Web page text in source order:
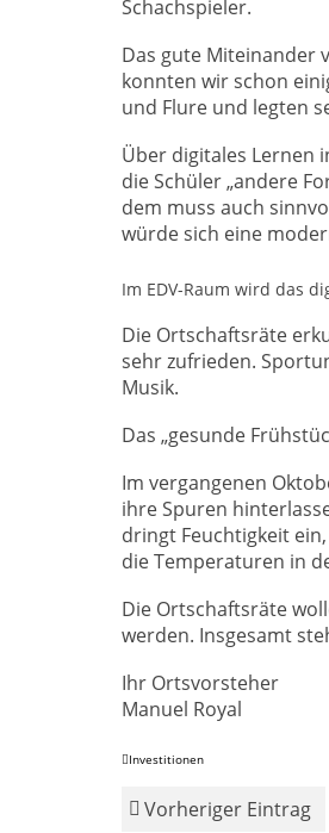
Schachspieler.
Das gute Miteinander
konnten wir schon
und Flure und legten
Über digitales Lernen
die Schüler „andere
dem muss auch
würde sich eine
Im EDV-Raum wird das
Die Ortschaftsräte
sehr zufrieden.
Musik.
Das „gesunde
Im vergangenen
ihre Spuren
dringt Feuchtigkeit
die Temperaturen in
Die Ortschaftsräte
werden. Insgesamt
Ihr Ortsvorsteher
Manuel Royal
Investitionen
Vorheriger Eintrag